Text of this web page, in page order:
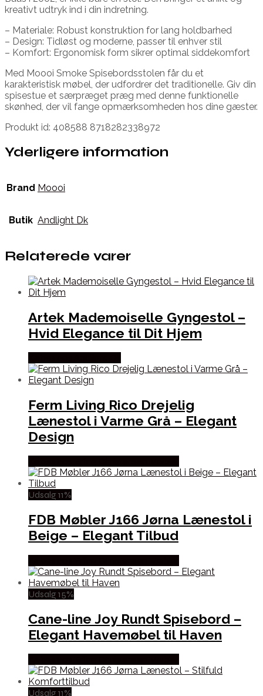
kreativt udtryk ind i din indretning.
– Materiale: Robust konstruktion for lang holdbarhed
– Design: Tidløst og moderne, passer til enhver stil
– Komfort: Ergonomisk form sikrer optimal siddekomfort
Med Moooi Smoke Spisebordsstolen får du et
karakteristisk møbel, der udfordrer det traditionelle. Giv din
spisestue et særpræget præg med denne funktionelle
skønhed, der vil fange opmærksomheden hos dine gæster.
Produkt id: 408588 8718282338972
Yderligere information
Brand Moooi
Butik Andlight Dk
Relaterede varer
Artek Mademoiselle Gyngestol –
Hvid Elegance til Dit Hjem
Ferm Living Rico Drejelig
Lænestol i Varme Grå – Elegant
Design
Udsalg 11%
FDB Møbler J166 Jørna Lænestol i
Beige – Elegant Tilbud
Udsalg 15%
Cane-line Joy Rundt Spisebord –
Elegant Havemøbel til Haven
Udsalg 11%